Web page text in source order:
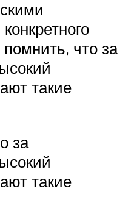
что за
такие
за
такие